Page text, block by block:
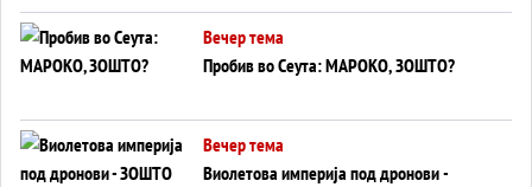
ВНУЦИ ДА ГИ ЗАМЕНАТ
Вечер тема
Пробив во Сеута: МАРОКО, ЗОШТО?
Вечер тема
Виолетова империја под дронови -